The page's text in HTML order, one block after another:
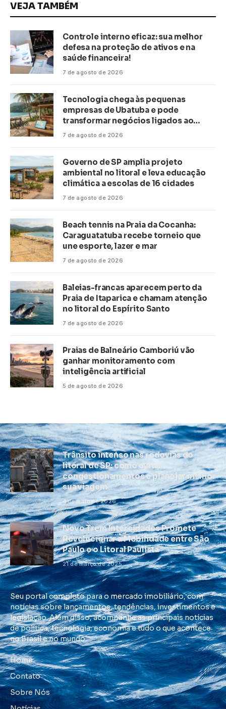
VEJA TAMBÉM
Controle interno eficaz: sua melhor
defesa na proteção de ativos e na
saúde financeira!
7 de agosto de 2026
Tecnologia chega às pequenas
empresas de Ubatuba e pode
transformar negócios ligados ao
turismo no litoral
7 de agosto de 2026
Governo de SP amplia projeto
ambiental no litoral e leva educação
climática a escolas de 16 cidades
7 de agosto de 2026
Beach tennis na Praia da Cocanha:
Caraguatatuba recebe torneio que
une esporte, lazer e mar
7 de agosto de 2026
Baleias-francas aparecem perto da
Praia de Itaparica e chamam atenção
no litoral do Espírito Santo
7 de agosto de 2026
Praias de Balneário Camboriú vão
ganhar monitoramento com
inteligência artificial
5 de agosto de 2026
Trânsito intenso nas rodovias do
litoral de SP: como evitar
congestionamentos e planejar melhor
sua viagem
4 de maio de 2026
Novo Trem Intercidades Promete
Revolucionar a Mobilidade entre São
Paulo e o Litoral Paulista
21 de março de 2025
Seu portal completo para o mercado imobiliário, com
notícias sobre lançamentos, tendências, investimentos e
legislação. Além disso, acompanhe as principais notícias
de política, tecnologia, economia e tudo o que acontece
no Brasil e no mundo.
Home
Contato
Sobre Nós